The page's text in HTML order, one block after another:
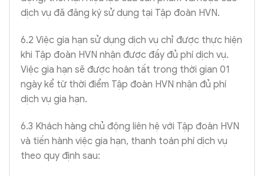
dịch vụ đã đăng ký sử dụng tại Tập đoàn HVN.
6.2 Việc gia hạn sử dụng dịch vụ chỉ được thực hiện
khi Tập đoàn HVN nhận được đầy đủ phí dịch vụ.
Việc gia hạn sẽ được hoàn tất trong thời gian 01
ngày kể từ thời điểm Tập đoàn HVN nhận đủ phí
dịch vụ gia hạn.
6.3 Khách hàng chủ động liên hệ với Tập đoàn HVN
và tiến hành việc gia hạn, thanh toán phí dịch vụ
theo quy định sau: